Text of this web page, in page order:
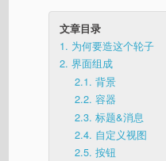
文章目录
1. 为何要造这个轮子
2. 界面组成
2.1. 背景
2.2. 容器
2.3. 标题&消息
2.4. 自定义视图
2.5. 按钮